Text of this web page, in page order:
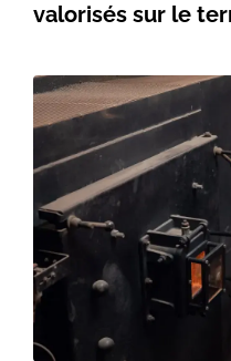
valorisés sur le